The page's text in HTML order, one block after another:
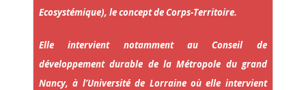
Ecosystémique), le concept de Corps-Territoire.
Elle intervient notamment au Conseil de
développement durable de la Métropole du grand
Nancy, à l’Université de Lorraine où elle intervient